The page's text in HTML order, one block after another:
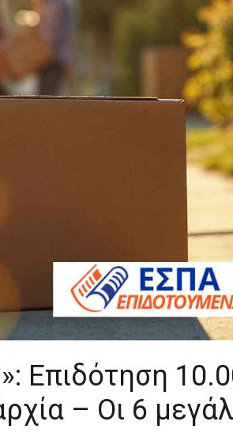
Επιδότηση
– Οι 6